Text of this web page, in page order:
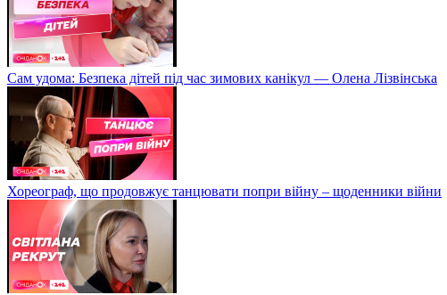
Сам удома: Безпека дітей під час зимових канікул — Олена Лізвінська
Хореограф, що продовжує танцювати попри війну – щоденники війни